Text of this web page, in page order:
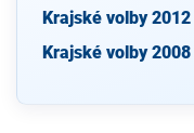
Krajské volby 2012
Krajské volby 2008